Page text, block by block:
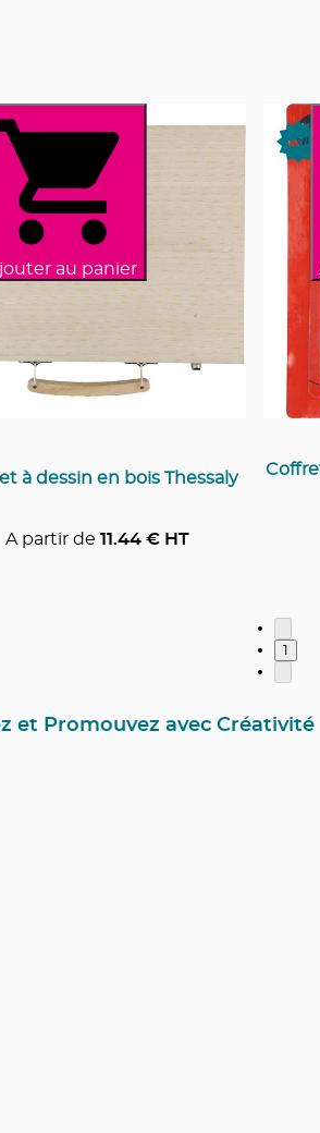
au panier
à dessin en bois Thessaly
A partir de 11.44 € HT
1
et Promouvez avec Créativité